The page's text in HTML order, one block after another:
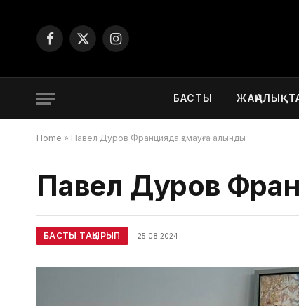
Facebook
X
Instagram
БАСТЫ
Home » Павел Дуров Францияда қамауға алынды
Павел Дуров
БАСТЫ ТАҚЫРЫП 25.08.2024